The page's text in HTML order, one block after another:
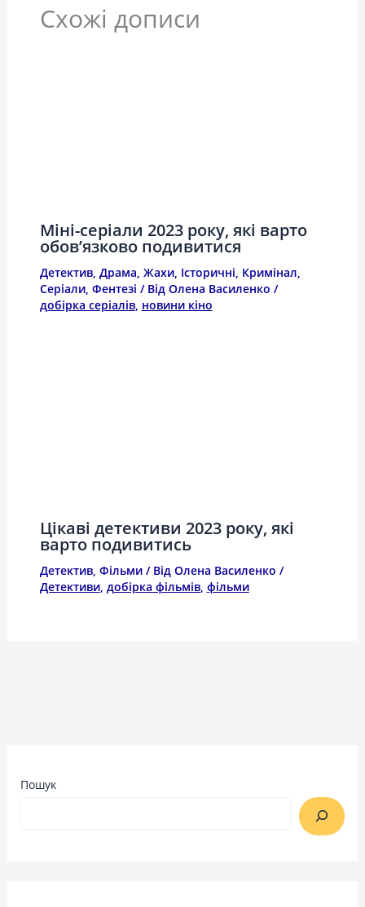
Схожі дописи
Міні-серіали 2023 року, які варто
обов’язково подивитися
Детектив, Драма, Жахи, Історичні, Кримінал,
Серіали, Фентезі / Від Олена Василенко /
добірка серіалів, новини кіно
Цікаві детективи 2023 року, які
варто подивитись
Детектив, Фільми/ Від Олена Василенко /
Детективи, добірка фільмів, фільми
Пошук